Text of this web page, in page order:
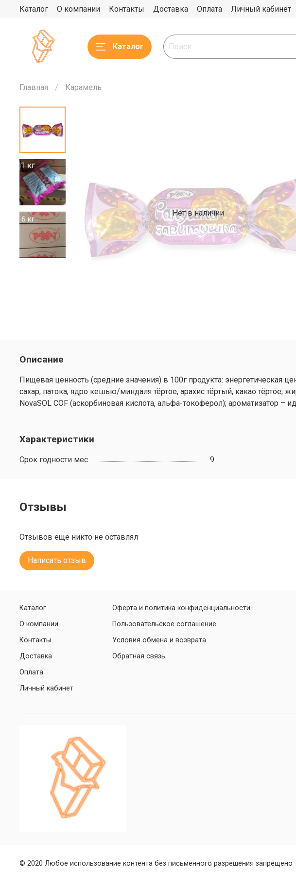
Каталог О компании Контакты Доставка Оплата Личный кабинет
Каталог
Главная Карамель
Нет в наличии
Описание
Пищевая ценность (средние значения) в 100г продукта: энергетическая
сахар, патока, ядро кешью/миндаля тёртое, арахис тёртый, какао
NovaSOL COF (аскорбиновая кислота, альфа-токоферол); ароматизатор –
Характеристики
Срок годности мес 9
Отзывы
Отзывов еще никто не оставлял
Написать отзыв
Каталог
О компании
Контакты
Доставка
Оплата
Личный кабинет
Оферта и политика конфиденциальности
Пользовательское соглашение
Условия обмена и возврата
Обратная связь
© 2020 Любое использование контента без письменного разрешения запрещено